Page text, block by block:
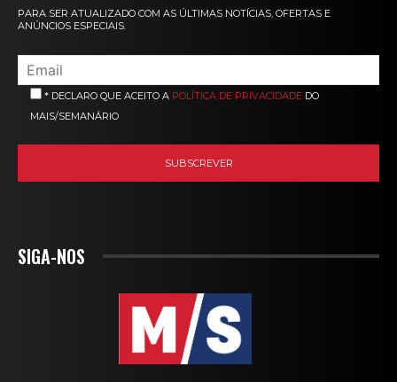
PARA SER ATUALIZADO COM AS ÚLTIMAS NOTÍCIAS, OFERTAS E
ANÚNCIOS ESPECIAIS.
* DECLARO QUE ACEITO A POLÍTICA DE PRIVACIDADE DO
MAIS/SEMANÁRIO
SIGA-NOS